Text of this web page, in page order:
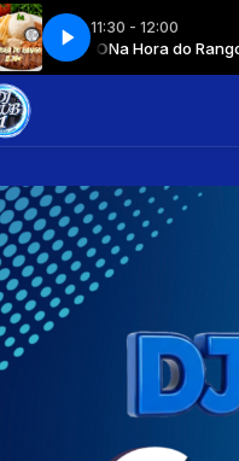
11:30 - 12:00
Na Hora do Rango com NA